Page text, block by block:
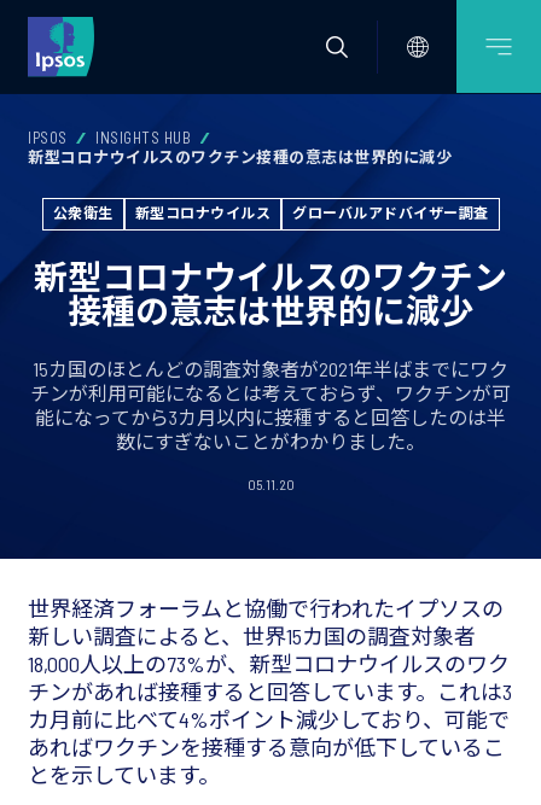
IPSOS
INSIGHTS HUB
新型コロナウイルスのワクチン接種の意志は世界的に減少
公衆衛生 新型コロナウイルス グローバルアドバイザー調査
新型コロナウイルスのワクチン
接種の意志は世界的に減少
15カ国のほとんどの調査対象者が2021年半ばまでにワク
チンが利用可能になるとは考えておらず、ワクチンが可
能になってから3カ月以内に接種すると回答したのは半
数にすぎないことがわかりました。
05.11.20
世界経済フォーラムと協働で行われたイプソスの
新しい調査によると、世界15カ国の調査対象者
18,000人以上の73%が、新型コロナウイルスのワク
チンがあれば接種すると回答しています。これは3
カ月前に比べて4%ポイント減少しており、可能で
あればワクチンを接種する意向が低下しているこ
とを示しています。